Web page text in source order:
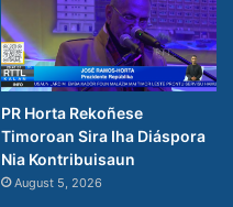
PR Horta Rekoñese
Timoroan Sira Iha Diáspora
Nia Kontribuisaun
August 5, 2026